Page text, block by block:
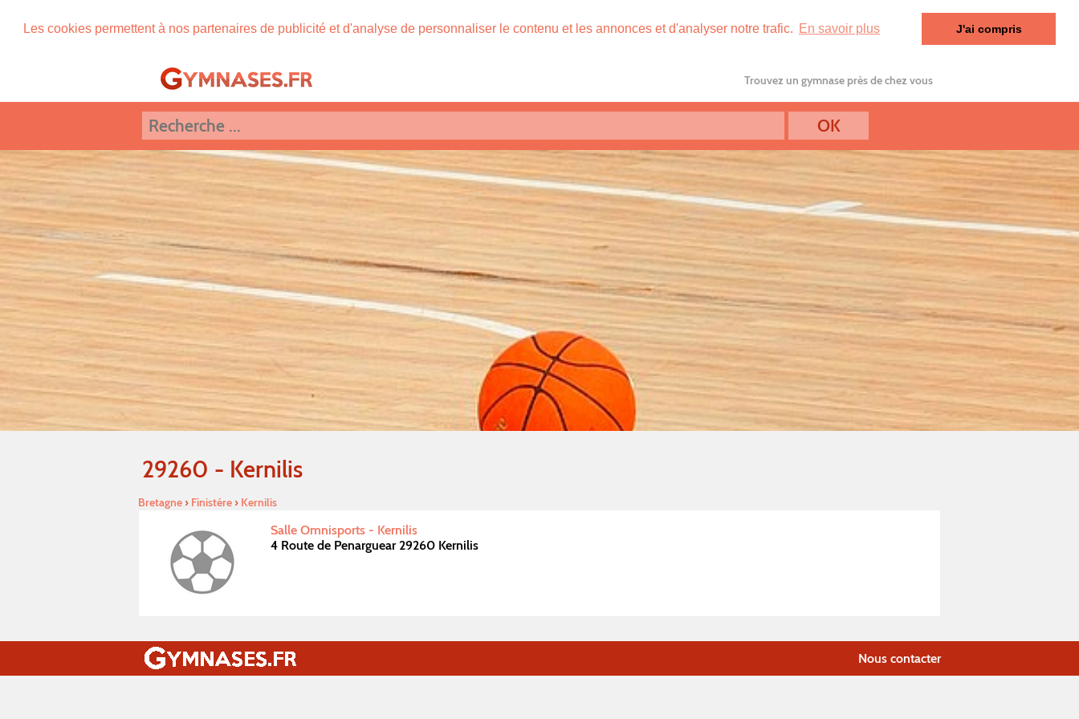
Les cookies permettent à nos partenaires de publicité et d'analyse de personnaliser le contenu et les annonces et d'analyser notre trafic. En savoir plus J'ai compris
Trouvez un gymnase près de chez vous
29260 - Kernilis
Bretagne› Finistére› Kernilis
Salle Omnisports - Kernilis
4 Route de Penarguear 29260 Kernilis
Nous contacter